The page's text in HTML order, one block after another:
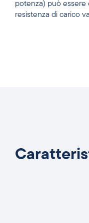
potenza) può essere
resistenza di carico